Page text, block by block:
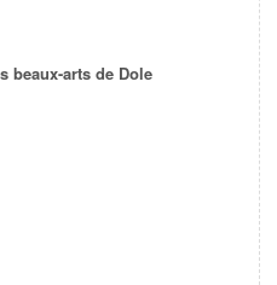
beaux-arts de Dole